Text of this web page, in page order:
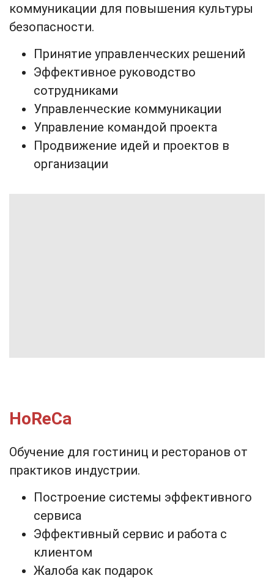
коммуникации для повышения культуры
безопасности.
Принятие управленческих решений
Эффективное руководство
сотрудниками
Управленческие коммуникации
Управление командой проекта
Продвижение идей и проектов в
организации
HoReCa
Обучение для гостиниц и ресторанов от
практиков индустрии.
Построение системы эффективного
сервиса
Эффективный сервис и работа с
клиентом
Жалоба как подарок